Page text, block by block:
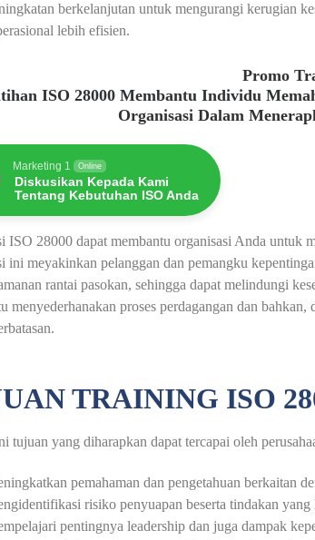
berkelanjutan untuk mengurangi kerugian
lebih efisien.
Promo
ISO 28000 Membantu Individu
Organisasi Dalam
Marketing 1 Online
Diskusikan Kepada Kami
Tentang Kebutuhan ISO Anda
ISO 28000 dapat membantu organisasi Anda untuk
ini meyakinkan pelanggan dan pemangku
rantai pasokan, sehingga dapat melindungi
menyederhanakan proses perdagangan dan
TRAINING ISO
tujuan yang diharapkan dapat tercapai oleh
pemahaman dan pengetahuan berkaitan
risiko penyuapan beserta tindakan
pentingnya leadership dan juga dampak